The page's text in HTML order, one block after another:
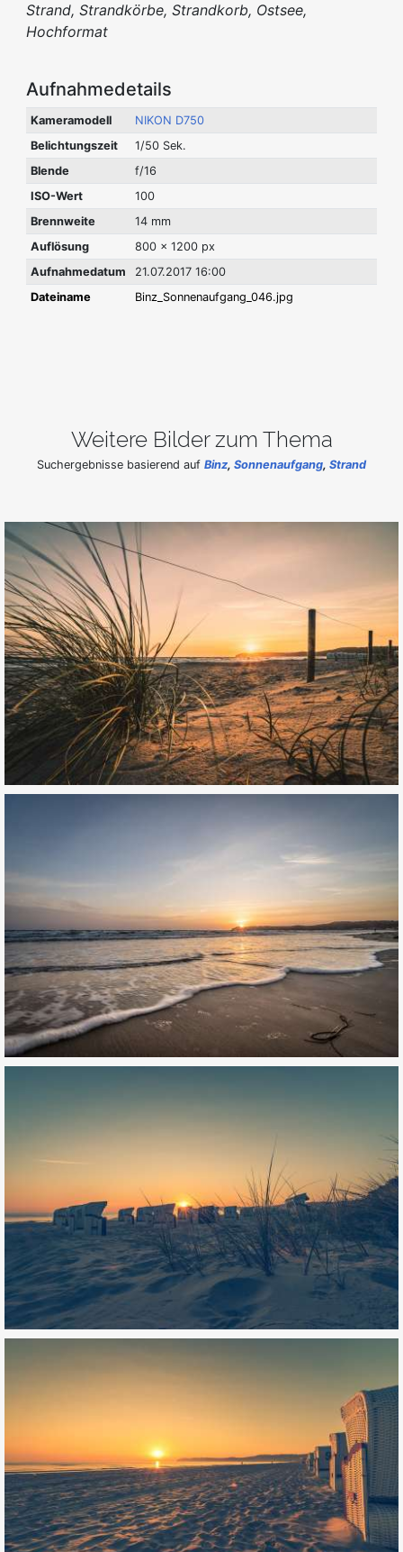
Strand, Strandkörbe, Strandkorb, Ostsee,
Hochformat
Aufnahmedetails
Kameramodell
NIKON D750
Belichtungszeit
1/50 Sek.
Blende
f/16
ISO-Wert
100
Brennweite
14 mm
Auflösung
800 x 1200 px
Aufnahmedatum
21.07.2017 16:00
Dateiname
Binz_Sonnenaufgang_046.jpg
Weitere Bilder zum Thema
Suchergebnisse basierend auf Binz, Sonnenaufgang, Strand